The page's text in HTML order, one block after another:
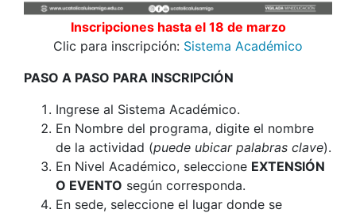
Inscripciones hasta el 18 de marzo
Clic para inscripción: Sistema Académico
PASO A PASO PARA INSCRIPCIÓN
Ingrese al Sistema Académico.
En Nombre del programa, digite el nombre
de la actividad (puede ubicar palabras clave).
En Nivel Académico, seleccione EXTENSIÓN
O EVENTO según corresponda.
En sede, seleccione el lugar donde se